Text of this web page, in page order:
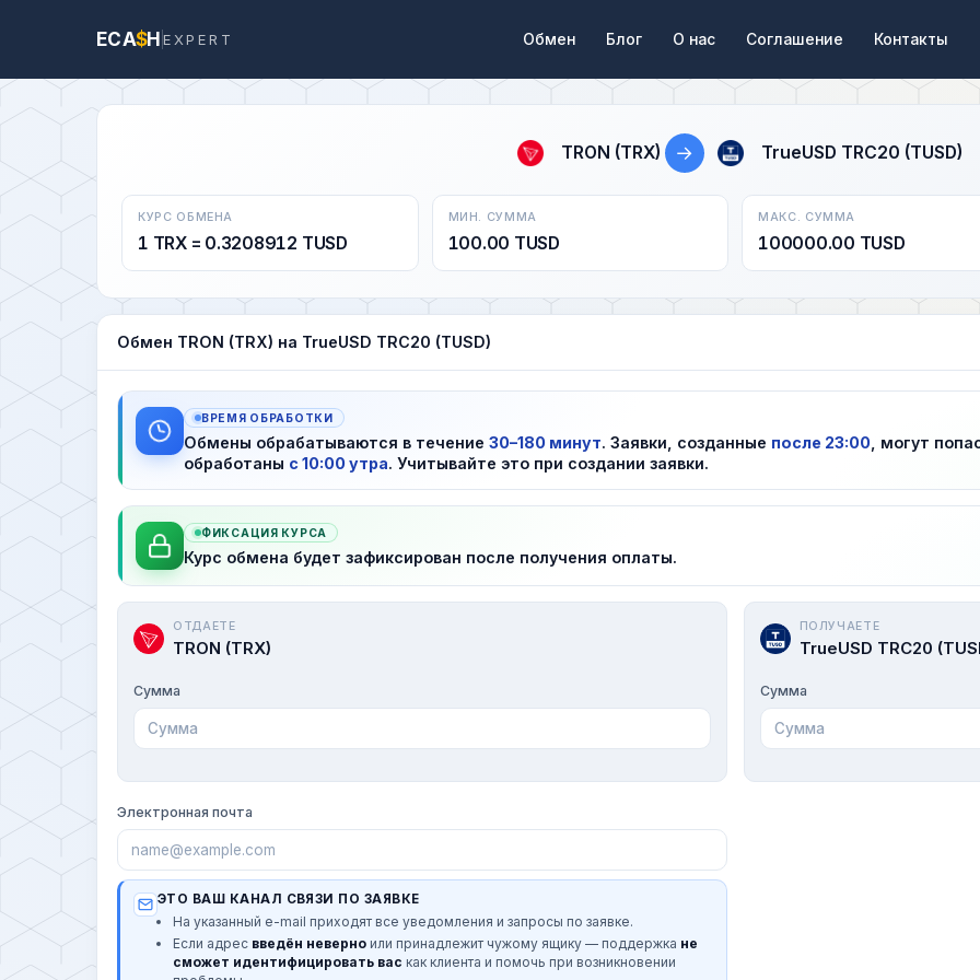
ECA$HEXPERT Обмен Блог О нас Соглашение Контакты
TRON (TRX) → TrueUSD TRC20 (TUSD)
КУРС ОБМЕНА
1 TRX = 0.3208912 TUSD
МИН. СУММА
100.00 TUSD
МАКС. СУММА
100000.00 TUSD
Обмен TRON (TRX) на TrueUSD TRC20 (TUSD)
ВРЕМЯ ОБРАБОТКИ
Обмены обрабатываются в течение 30–180 минут. Заявки, созданные после 23:00 , могут
обработаны с 10:00 утра. Учитывайте это при создании заявки.
ФИКСАЦИЯ КУРСА
Курс обмена будет зафиксирован после получения оплаты.
ОТДАЕТЕ
TRON (TRX)
Сумма
ПОЛУЧАЕТЕ
TrueUSD TRC20
Сумма
Электронная почта
ЭТО ВАШ КАНАЛ СВЯЗИ ПО ЗАЯВКЕ
На указанный e-mail приходят все уведомления и запросы по заявке.
Если адрес введён неверно или принадлежит чужому ящику — поддержка не
сможет идентифицировать вас как клиента и помочь при возникновении